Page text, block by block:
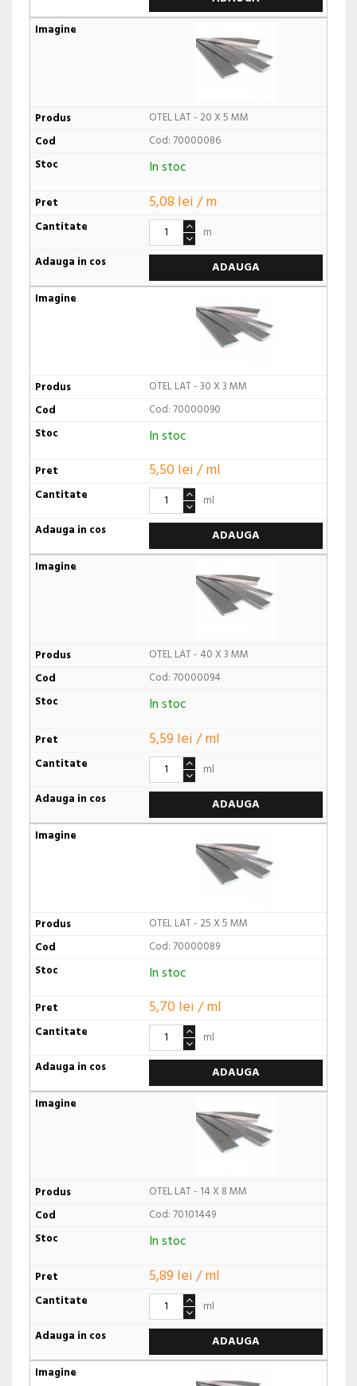
OTEL LAT - 20 X 5 MM
Cod: 70000086
In stoc
5,08 lei / m
m
ADAUGA
OTEL LAT - 30 X 3 MM
Cod: 70000090
In stoc
5,50 lei / ml
ml
ADAUGA
OTEL LAT - 40 X 3 MM
Cod: 70000094
In stoc
5,59 lei / ml
ml
ADAUGA
OTEL LAT - 25 X 5 MM
Cod: 70000089
In stoc
5,70 lei / ml
ml
ADAUGA
OTEL LAT - 14 X 8 MM
Cod: 70101449
In stoc
5,89 lei / ml
ml
ADAUGA